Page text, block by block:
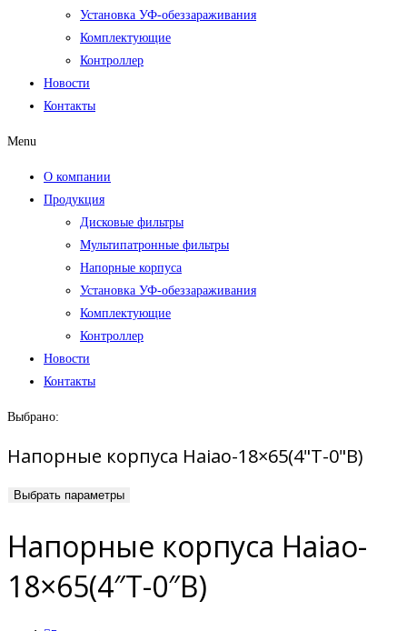
Установка УФ-обеззараживания
Комплектующие
Контроллер
Новости
Контакты
Menu
О компании
Продукция
Дисковые фильтры
Мультипатронные фильтры
Напорные корпуса
Установка УФ-обеззараживания
Комплектующие
Контроллер
Новости
Контакты
Выбрано:
Напорные корпуса Haiao-18×65(4"T-0"B)
Выбрать параметры
Напорные корпуса Haiao-
18×65(4″T-0″B)